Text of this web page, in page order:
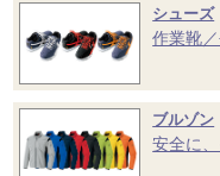
シューズ
作業靴
ブルゾン
安全に